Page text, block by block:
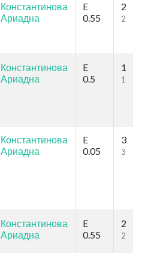
Константинова
Ариадна
E
0.55
2
2
Константинова
Ариадна
E
0.5
1
1
Константинова
Ариадна
E
0.05
3
3
Константинова
Ариадна
E
0.55
2
2